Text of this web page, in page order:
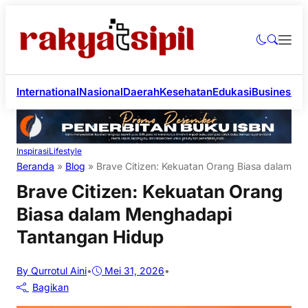
InternationalNasionalDaerahKesehatanEdukasiBusiness
InspirasiLifestyle
Beranda » Blog » Brave Citizen: Kekuatan Orang Biasa dalam
Brave Citizen: Kekuatan Orang
Biasa dalam Menghadapi
Tantangan Hidup
By Qurrotul Aini• Mei 31, 2026•
Bagikan